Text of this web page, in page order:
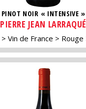
PINOT NOIR « INTENSIVE »
PIERRE JEAN LARRAQUÉ
Vin de France Rouge